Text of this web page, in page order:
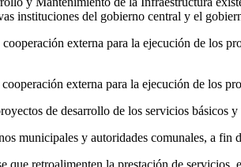
instituciones del gobierno central y el
externa para la ejecución de los
externa para la ejecución de los
de desarrollo de los servicios básicos
municipales y autoridades comunales, a
que retroalimenten la prestación de